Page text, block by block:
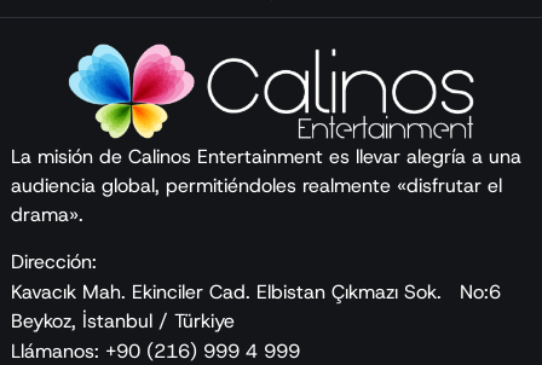
La misión de Calinos Entertainment es llevar alegría a una
audiencia global, permitiéndoles realmente «disfrutar el
drama».
Dirección:
Kavacık Mah. Ekinciler Cad. Elbistan Çıkmazı Sok. No:6
Beykoz, İstanbul / Türkiye
Llámanos: +90 (216) 999 4 999